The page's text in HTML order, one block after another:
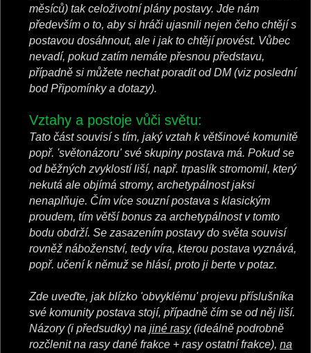
měsíců) tak celoživotní plány postavy. Jde nám
především o to, aby si hráči ujasnili nejen čeho chtějí s
postavou dosáhnout, ale i jak to chtějí provést. Vůbec
nevadí, pokud zatím nemáte přesnou představu,
případně si můžete nechat poradit od DM (viz poslední
bod Připomínky a dotazy).
Vztahy a postoje vůči světu:
Tato část souvisí s tím, jaký vztah k většinové komunitě
popř. 'světonázoru' své skupiny postava má. Pokud se
od běžných zvyklostí liší, např. trpaslík stromomil, který
nekutá ale objímá stromy, archetypálnost jaksi
nenaplňuje. Čím více souzní postava s klasickým
proudem, tím větší bonus za archetypálnost v tomto
bodu obdrží. Se zasazením postavy do světa souvisí
rovněž náboženství, tedy víra, kterou postava vyznává,
popř. učení k němuž se hlásí, proto ji berte v potaz.
Zde uveďte, jak blízko 'obvyklému' projevu příslušníka
své komunity postava stojí, případně čím se od něj liší.
Názory (i předsudky) na jiné rasy(ideálně podrobně
rozčlenit na rasy dané frakce + rasy ostatní frakce), na